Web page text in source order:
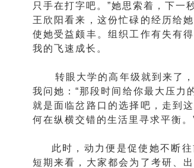
只手在打字吧。”她思索着，下一
王欣阳看来，这份忙碌的经历给
使她受益颇丰。组织工作有失有
我的飞速成长。
转眼大学的高年级就到来了
我问她：“那段时间给你最大压力
就是面临岔路口的选择吧，走到
何在纵横交错的生活里寻求平衡。
此时，动力便是促使她不断
短期来看，大家都会为了考研、